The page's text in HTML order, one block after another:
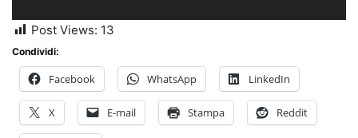
Post Views: 13
Condividi:
Facebook WhatsApp LinkedIn
X E-mail Stampa Reddit